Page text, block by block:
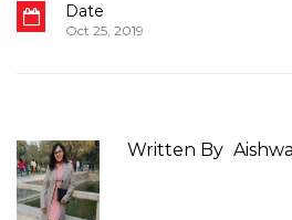
Date
Oct 25, 2019
Written By